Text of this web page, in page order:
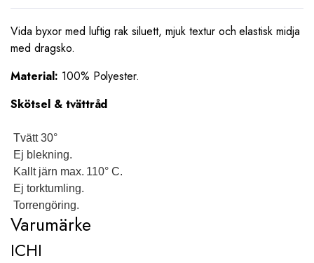
Vida byxor med luftig rak siluett, mjuk textur och elastisk midja
med dragsko.
Material: 100% Polyester.
Skötsel & tvättråd
Tvätt 30°
Ej blekning.
Kallt järn max. 110° C.
Ej torktumling.
Torrengöring.
Varumärke
ICHI